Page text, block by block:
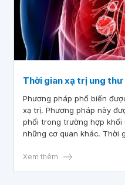
Thời gian xạ trị ung
Phương pháp phổ biến
xạ trị. Phương pháp này
phổi trong trường hợp khối
những cơ quan khác. Thời
loại ung thư, thời điểm
Xem thêm